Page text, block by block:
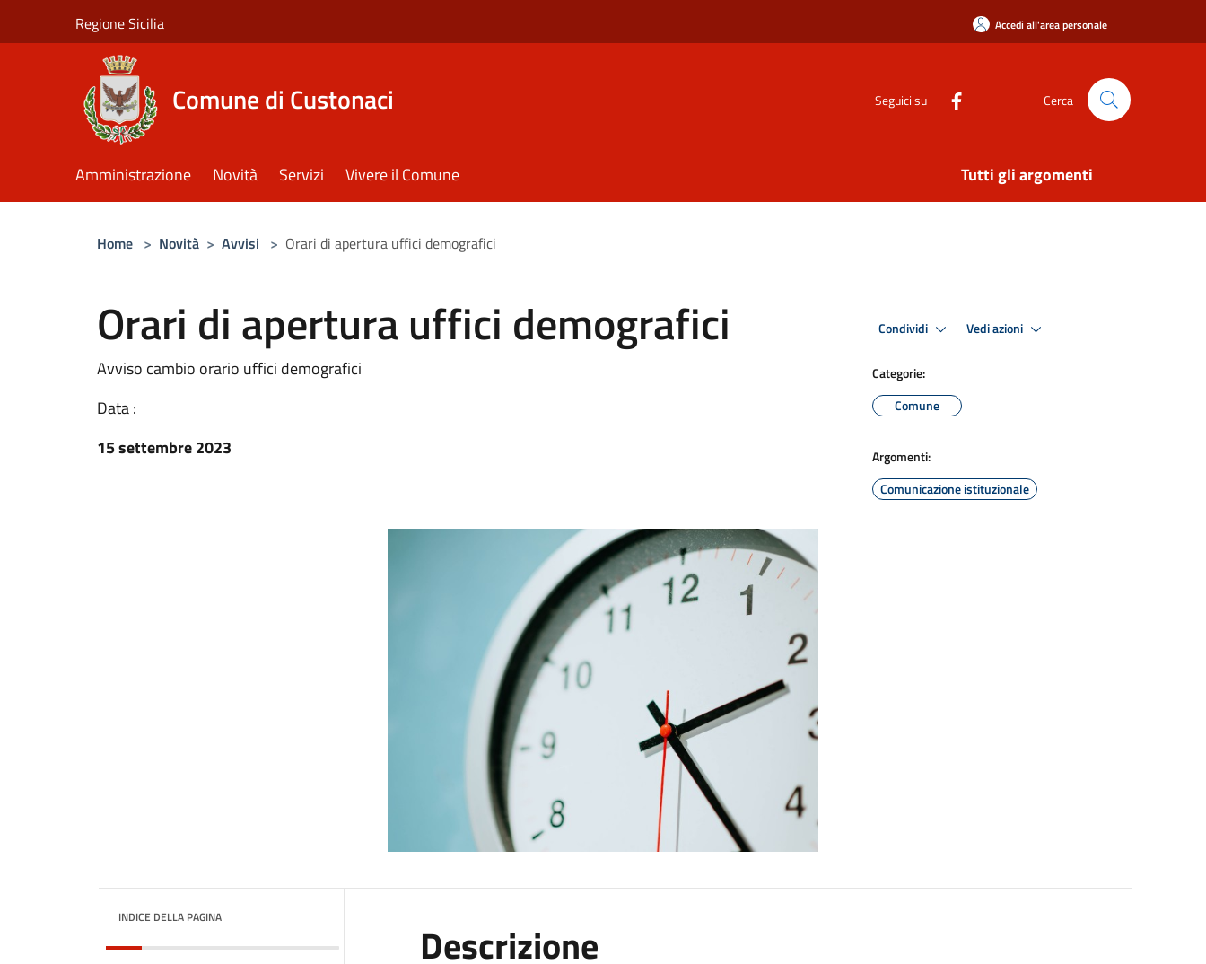
Regione Sicilia Accedi all'area personale
Comune di Custonaci Seguici su Cerca
Amministrazione Novità Servizi Vivere il Comune Tutti gli argomenti
Home > Novità > Avvisi > Orari di apertura uffici demografici
Orari di apertura uffici demografici
Avviso cambio orario uffici demografici
Data :
15 settembre 2023
Condividi Vedi azioni
Categorie:
Comune
Argomenti:
Comunicazione istituzionale
INDICE DELLA PAGINA
Descrizione